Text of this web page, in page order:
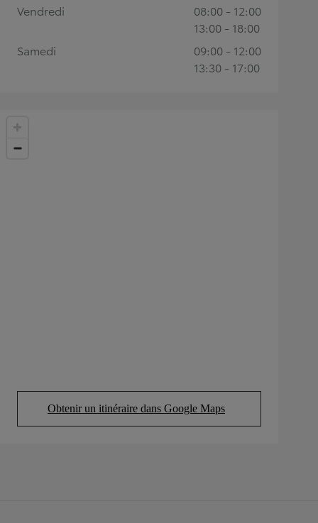
Obtenir un itinéraire dans Google Maps
(Opens in new tab)
Vendredi
08:00 - 12:00
13:00 - 18:00
Samedi
09:00 - 12:00
13:30 - 17:00